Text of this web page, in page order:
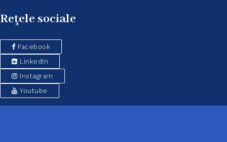
Reţele sociale
Facebook
LinkedIn
Instagram
Youtube